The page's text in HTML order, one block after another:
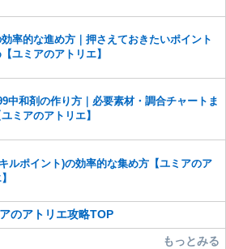
率的な進め方｜押さえておきたいポイント
ユミアのアトリエ】
中和剤の作り方｜必要素材・調合チャートま
ミアのアトリエ】
ルポイント)の効率的な集め方【ユミアのア
のアトリエ攻略TOP
もっとみる